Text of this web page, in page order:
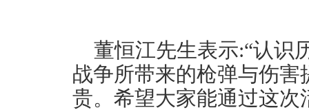
董恒江先生表示:“认识
战争所带来的枪弹与伤
贵。希望大家能通过这